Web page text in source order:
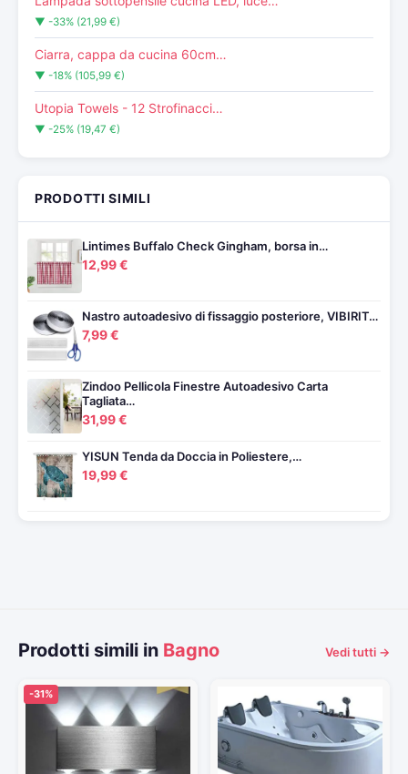
▼ -33% (21,99 €)
Ciarra, cappa da cucina 60cm…
▼ -18% (105,99 €)
Utopia Towels - 12 Strofinacci…
▼ -25% (19,47 €)
PRODOTTI SIMILI
Lintimes Buffalo Check Gingham, borsa in…
12,99 €
Nastro autoadesivo di fissaggio posteriore, VIBIRIT…
7,99 €
Zindoo Pellicola Finestre Autoadesivo Carta
Tagliata…
31,99 €
YISUN Tenda da Doccia in Poliestere,…
19,99 €
Prodotti simili in Bagno Vedi tutti →
-31%